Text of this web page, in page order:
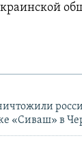
«Сиваш» в